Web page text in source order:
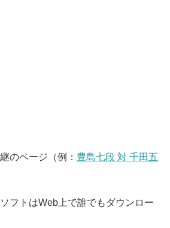
のページ（例： 豊島七段 対 千田五
フトはWeb上で誰でもダウンロー